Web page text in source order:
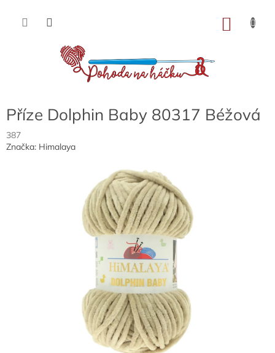
obsah
Příze Dolphin Baby 80317 Béžová
387
Značka: Himalaya